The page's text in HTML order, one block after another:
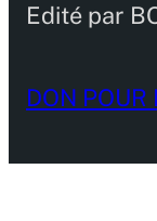
Edité par
DON POUR